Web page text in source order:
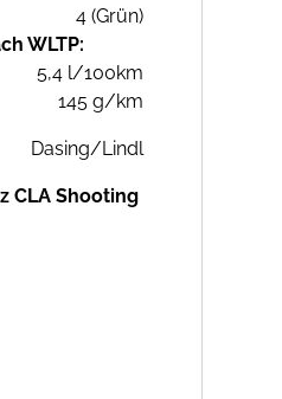
4 (Grün)
WLTP:
5,4 l/100km
145 g/km
Dasing/Lindl
CLA Shooting